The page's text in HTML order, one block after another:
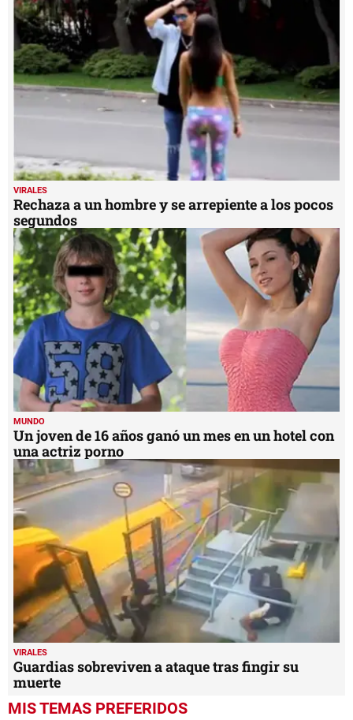
VIRALES
Rechaza a un hombre y se arrepiente a los pocos
segundos
MUNDO
Un joven de 16 años ganó un mes en un hotel con
una actriz porno
VIRALES
Guardias sobreviven a ataque tras fingir su
muerte
MIS TEMAS PREFERIDOS